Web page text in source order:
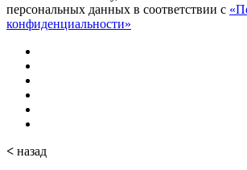
персональных данных в соответствии с
конфиденциальности»
< назад